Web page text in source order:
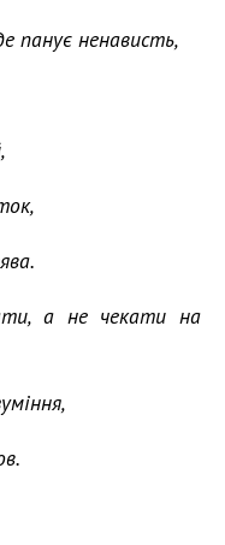
панує ненависть,
а не чекати на